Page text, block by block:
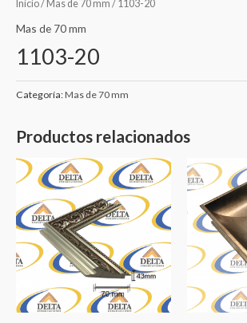
Inicio/ Mas de 70 mm / 1103-20
Mas de 70 mm
1103-20
Categoría:Mas de 70 mm
Productos relacionados